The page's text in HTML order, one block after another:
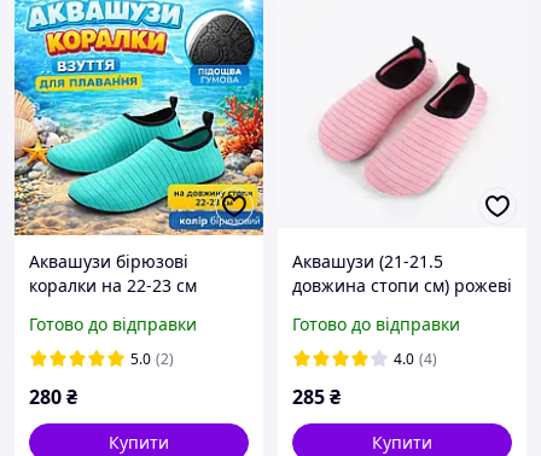
Аквашузи бірюзові
коралки на 22-23 см
взуття для пляжу для
дорослих і дітей
Готово до відправки
5.0 (2)
280₴
Купити
Аквашузи (21-21.5
довжина стопи см) рожеві
для плавання унісекс
Готово до відправки
4.0 (4)
285₴
Купити